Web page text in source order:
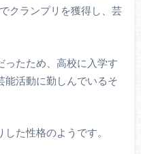
クランプリを獲得し、芸
ったため、高校に入学す
能活動に勤しんでいるそ
た性格のようです。